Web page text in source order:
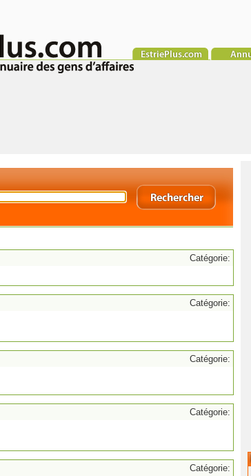
Catégorie:
Catégorie:
Catégorie:
Catégorie:
Catégorie: